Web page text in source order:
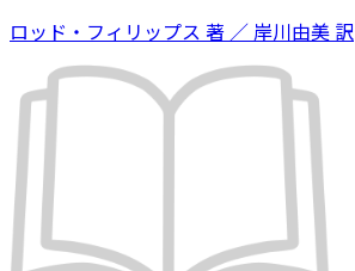
ロッド・フィリップス 著 ／ 岸川由美 訳